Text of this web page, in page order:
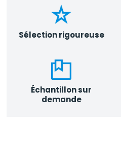
Sélection rigoureuse
Échantillon sur
demande